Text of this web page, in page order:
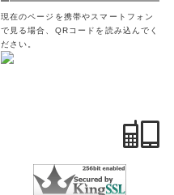
現在のページを携帯やスマートフォン
で見る場合、QRコードを読み込んでく
ださい。